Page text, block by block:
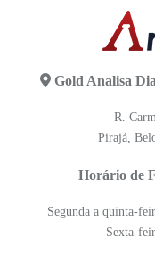
Gold Analisa
R.
Pirajá,
Horário de
Segunda a quinta-
Sexta-